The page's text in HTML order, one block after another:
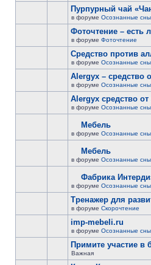
Пурпурный чай
в форуме Осознанные сны
Фоточтение – есть
в форуме Фоточтение
Cредство против
в форуме Осознанные сны
Alergyx – средство
в форуме Осознанные сны
Alergyx средство от
в форуме Осознанные сны
Мебель
в форуме Осознанные сны
Мебель
в форуме Осознанные сны
Фабрика
в форуме Осознанные сны
Тренажер для
в форуме Скорочтение
imp-mebeli.ru
в форуме Осознанные сны
Примите участие в
Важная